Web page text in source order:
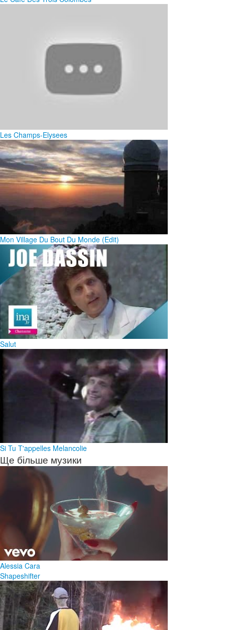
Les Champs-Elysees
Mon Village Du Bout Du Monde (Edit)
Salut
Si Tu T'appelles Melancolie
Ще більше музики
Alessia Cara
Shapeshifter